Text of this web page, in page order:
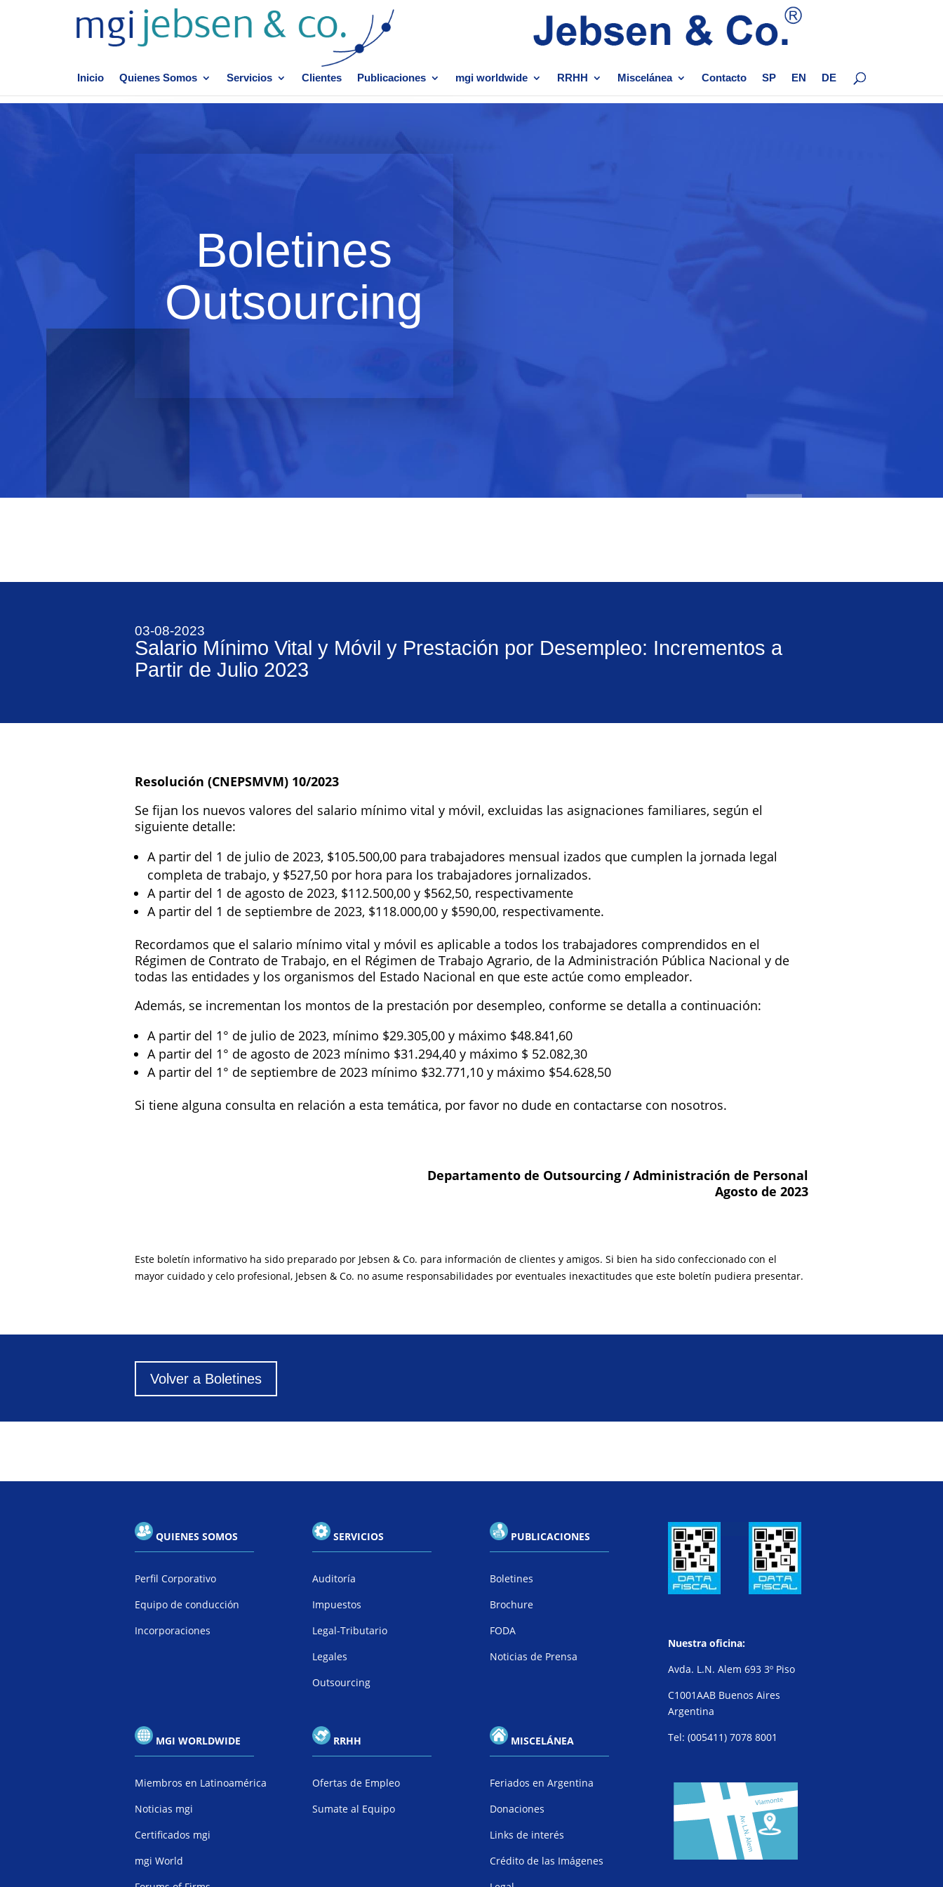
Inicio Quienes Somos Servicios Clientes Publicaciones mgi worldwide RRHH Miscelánea Contacto SP EN DE
Boletines
Outsourcing
03-08-2023
Salario Mínimo Vital y Móvil y Prestación por Desempleo: Incrementos a
Partir de Julio 2023
Resolución (CNEPSMVM) 10/2023
Se fijan los nuevos valores del salario mínimo vital y móvil, excluidas las asignaciones familiares, según el
siguiente detalle:
A partir del 1 de julio de 2023, $105.500,00 para trabajadores mensual izados que cumplen la jornada legal
completa de trabajo, y $527,50 por hora para los trabajadores jornalizados.
A partir del 1 de agosto de 2023, $112.500,00 y $562,50, respectivamente
A partir del 1 de septiembre de 2023, $118.000,00 y $590,00, respectivamente.
Recordamos que el salario mínimo vital y móvil es aplicable a todos los trabajadores comprendidos en el
Régimen de Contrato de Trabajo, en el Régimen de Trabajo Agrario, de la Administración Pública Nacional y de
todas las entidades y los organismos del Estado Nacional en que este actúe como empleador.
Además, se incrementan los montos de la prestación por desempleo, conforme se detalla a continuación:
A partir del 1° de julio de 2023, mínimo $29.305,00 y máximo $48.841,60
A partir del 1° de agosto de 2023 mínimo $31.294,40 y máximo $ 52.082,30
A partir del 1° de septiembre de 2023 mínimo $32.771,10 y máximo $54.628,50
Si tiene alguna consulta en relación a esta temática, por favor no dude en contactarse con nosotros.
Departamento de Outsourcing / Administración de Personal
Agosto de 2023
Este boletín informativo ha sido preparado por Jebsen & Co. para información de clientes y amigos. Si bien ha sido confeccionado con el
mayor cuidado y celo profesional, Jebsen & Co. no asume responsabilidades por eventuales inexactitudes que este boletín pudiera presentar.
Volver a Boletines
QUIENES SOMOS
Perfil Corporativo
Equipo de conducción
Incorporaciones
MGI WORLDWIDE
Miembros en Latinoamérica
Noticias mgi
Certificados mgi
mgi World
SERVICIOS
Auditoría
Impuestos
Legal-Tributario
Legales
Outsourcing
RRHH
Ofertas de Empleo
Sumate al Equipo
PUBLICACIONES
Boletines
Brochure
FODA
Noticias de Prensa
MISCELÁNEA
Feriados en Argentina
Donaciones
Links de interés
Crédito de las Imágenes
Nuestra oficina:
Avda. L.N. Alem 693 3º Piso
C1001AAB Buenos Aires
Argentina
Tel: (005411) 7078 8001